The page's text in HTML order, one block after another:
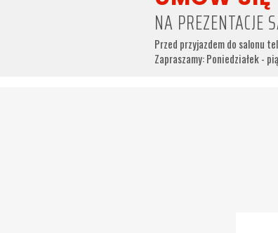
NA PREZENTACJE
Przed przyjazdem do salonu
Zapraszamy: Poniedziałek -